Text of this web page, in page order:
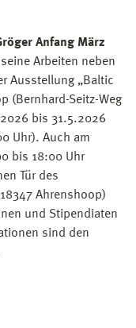
Anfang März
Arbeiten neben
Ausstellung „Baltic
(Bernhard-Seitz-Weg
bis 31.5.2026
Uhr). Auch am
bis 18:00 Uhr
Tür des
Ahrenshoop)
und Stipendiaten
sind den